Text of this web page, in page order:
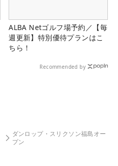
ALBA Netゴルフ場予約／【毎
週更新】特別優待プランはこ
ちら！
Recommended by
ダンロップ・スリクソン福島オー
プン